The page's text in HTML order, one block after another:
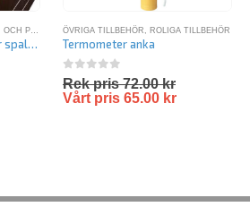
,RENGÖRING SPABAD
Rengöring och skydd för spalock
ÖVRIGA TILLBEHÖR ROLIGA TILLBEHÖR
Termometer anka
0out of 5
Rek pris72.00kr
Vårt pris 65.00 kr